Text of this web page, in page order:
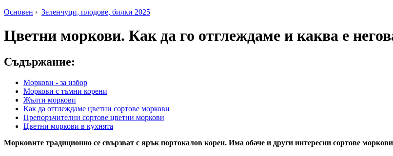
Основен › Зеленчуци, плодове, билки 2025
Цветни моркови. Как да го отглеждаме и каква е
Съдържание:
Моркови - за избор
Моркови с тъмни корени
Жълти моркови
Как да отглеждаме цветни сортове моркови
Препоръчителни сортове цветни моркови
Цветни моркови в кухнята
Морковите традиционно се свързват с ярък портокалов корен. Има обаче и други интересни сортове